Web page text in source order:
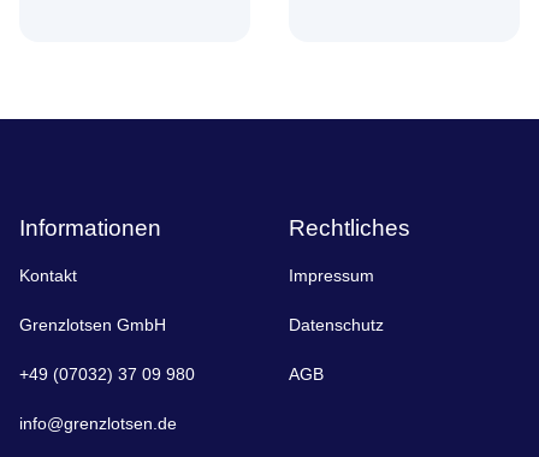
Informationen
Kontakt
Grenzlotsen GmbH
+49 (07032) 37 09 980
info@grenzlotsen.de
Rechtliches
Impressum
Datenschutz
AGB